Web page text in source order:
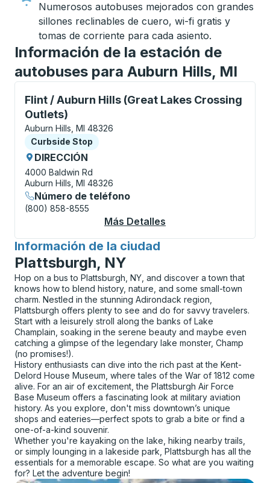
Numerosos autobuses mejorados con grandes
sillones reclinables de cuero, wi-fi gratis y
tomas de corriente para cada asiento.
Información de la estación de
autobuses para Auburn Hills, MI
Flint / Auburn Hills (Great Lakes Crossing
Outlets)
Curbside Stop, utilice las teclas de flecha o la tecla
Auburn Hills, MI 48326
Curbside Stop
Curbside Stop
DIRECCIÓN
4000 Baldwin Rd
Auburn Hills, MI 48326
Número de teléfono
(800) 858-8555
Más Detalles
Información de la ciudad
para
Plattsburgh, NY
Hop on a bus to Plattsburgh, NY, and discover a town that
knows how to blend history, nature, and some small-town
charm. Nestled in the stunning Adirondack region,
Plattsburgh offers plenty to see and do for savvy travelers.
Start with a leisurely stroll along the banks of Lake
Champlain, soaking in the serene beauty and maybe even
catching a glimpse of the legendary lake monster, Champ
(no promises!).
History enthusiasts can dive into the rich past at the Kent-
Delord House Museum, where tales of the War of 1812 come
alive. For an air of excitement, the Plattsburgh Air Force
Base Museum offers a fascinating look at military aviation
history. As you explore, don't miss downtown’s unique
shops and eateries—perfect spots to grab a bite or find a
one-of-a-kind souvenir.
Whether you're kayaking on the lake, hiking nearby trails,
or simply lounging in a lakeside park, Plattsburgh has all the
essentials for a memorable escape. So what are you waiting
for? Let the adventure begin!